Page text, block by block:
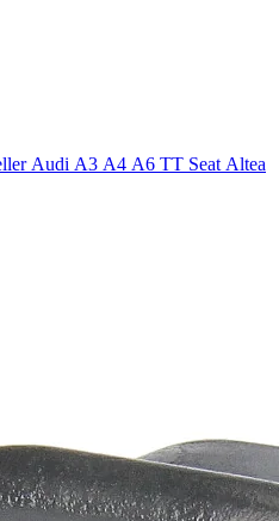
Audi A3 A4 A6 TT Seat Altea